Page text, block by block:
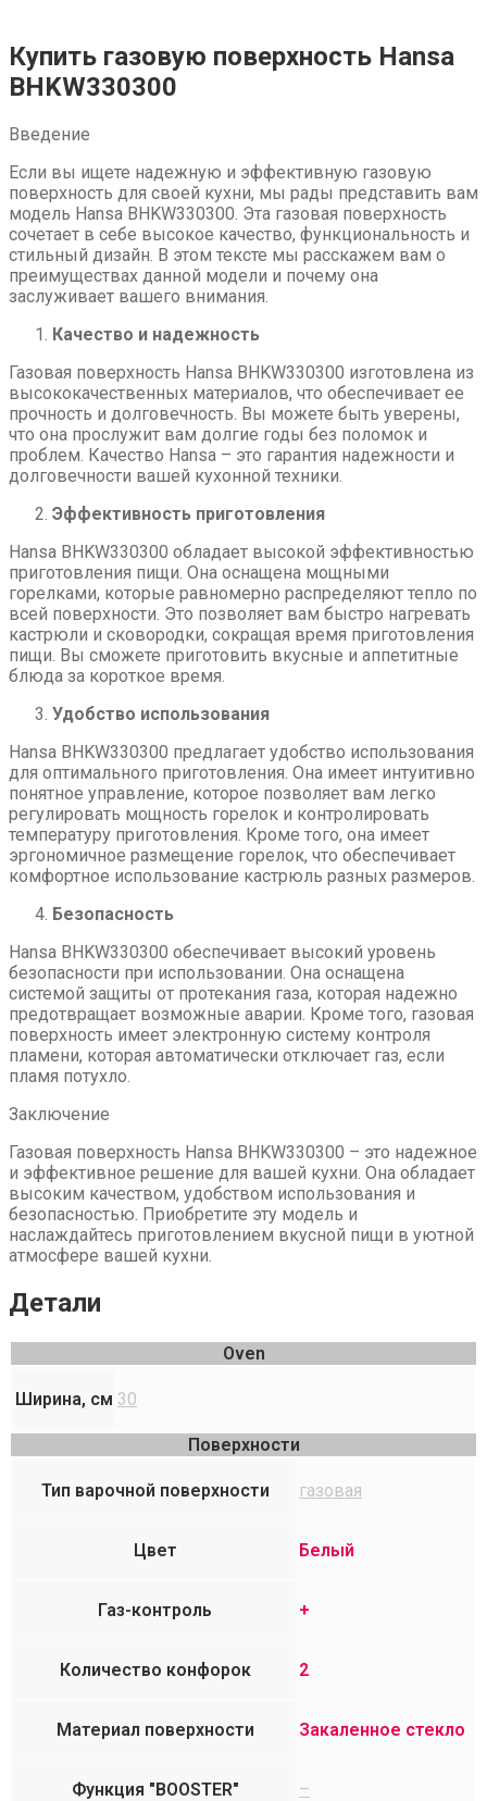
Купить газовую поверхность Hansa
BHKW330300
Введение
Если вы ищете надежную и эффективную газовую
поверхность для своей кухни, мы рады представить вам
модель Hansa BHKW330300. Эта газовая поверхность
сочетает в себе высокое качество, функциональность и
стильный дизайн. В этом тексте мы расскажем вам о
преимуществах данной модели и почему она
заслуживает вашего внимания.
Качество и надежность
Газовая поверхность Hansa BHKW330300 изготовлена из
высококачественных материалов, что обеспечивает ее
прочность и долговечность. Вы можете быть уверены,
что она прослужит вам долгие годы без поломок и
проблем. Качество Hansa – это гарантия надежности и
долговечности вашей кухонной техники.
Эффективность приготовления
Hansa BHKW330300 обладает высокой эффективностью
приготовления пищи. Она оснащена мощными
горелками, которые равномерно распределяют тепло по
всей поверхности. Это позволяет вам быстро нагревать
кастрюли и сковородки, сокращая время приготовления
пищи. Вы сможете приготовить вкусные и аппетитные
блюда за короткое время.
Удобство использования
Hansa BHKW330300 предлагает удобство использования
для оптимального приготовления. Она имеет интуитивно
понятное управление, которое позволяет вам легко
регулировать мощность горелок и контролировать
температуру приготовления. Кроме того, она имеет
эргономичное размещение горелок, что обеспечивает
комфортное использование кастрюль разных размеров.
Безопасность
Hansa BHKW330300 обеспечивает высокий уровень
безопасности при использовании. Она оснащена
системой защиты от протекания газа, которая надежно
предотвращает возможные аварии. Кроме того, газовая
поверхность имеет электронную систему контроля
пламени, которая автоматически отключает газ, если
пламя потухло.
Заключение
Газовая поверхность Hansa BHKW330300 – это надежное
и эффективное решение для вашей кухни. Она обладает
высоким качеством, удобством использования и
безопасностью. Приобретите эту модель и
наслаждайтесь приготовлением вкусной пищи в уютной
атмосфере вашей кухни.
Детали
Oven
Ширина, см 30
Поверхности
Тип варочной поверхности газовая
Цвет Белый
Газ-контроль +
Количество конфорок 2
Материал поверхности Закаленное стекло
Функция "BOOSTER" –